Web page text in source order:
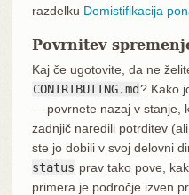
razdelku Demistifikacija
Povrnitev
Kaj če ugotovite, da ne
CONTRIBUTING.md? Kako
— povrnete nazaj v stanje,
zadnjič naredili potrditev
ste jo dobili v svoj delovni
status prav tako pove,
primera je področje izven